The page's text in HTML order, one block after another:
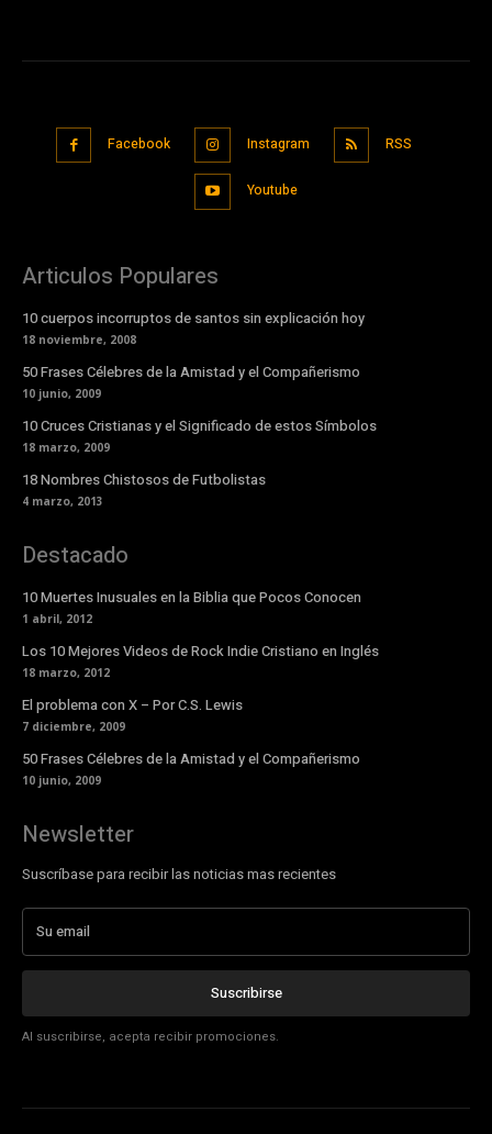
Facebook Instagram RSS
Youtube
Articulos Populares
10 cuerpos incorruptos de santos sin explicación hoy
18 noviembre, 2008
50 Frases Célebres de la Amistad y el Compañerismo
10 junio, 2009
10 Cruces Cristianas y el Significado de estos Símbolos
18 marzo, 2009
18 Nombres Chistosos de Futbolistas
4 marzo, 2013
Destacado
10 Muertes Inusuales en la Biblia que Pocos Conocen
1 abril, 2012
Los 10 Mejores Videos de Rock Indie Cristiano en Inglés
18 marzo, 2012
El problema con X – Por C.S. Lewis
7 diciembre, 2009
50 Frases Célebres de la Amistad y el Compañerismo
10 junio, 2009
Newsletter
Suscríbase para recibir las noticias mas recientes
Suscribirse
Al suscribirse, acepta recibir promociones.